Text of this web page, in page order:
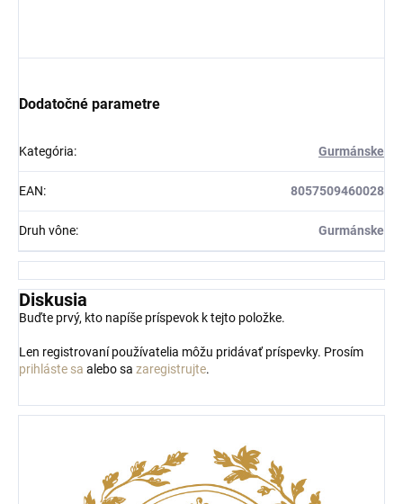
Dodatočné parametre
Kategória: Gurmánske
EAN: 8057509460028
Druh vône: Gurmánske
Diskusia
Buďte prvý, kto napíše príspevok k tejto položke.
Len registrovaní používatelia môžu pridávať príspevky. Prosím
prihláste sa alebo sa zaregistrujte.